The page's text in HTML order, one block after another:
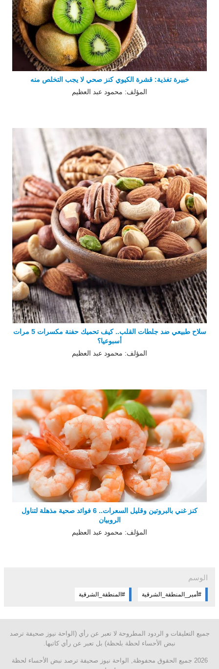
خبيرة تغذية: قشرة الكيوي كنز صحي لا يجب التخلص منه
المؤلف: محمود عبد العظيم
سلاح طبيعي ضد جلطات القلب.. كيف تحميك حفنة مكسرات 5 مرات
أسبوعيا؟
المؤلف: محمود عبد العظيم
كنز غني بالبروتين وقليل السعرات.. 6 فوائد صحية مذهلة لتناول
الروبيان
المؤلف: محمود عبد العظيم
الوسم
#أمير_المنطقة_الشرقية #المنطقة_الشرقية
جميع التعليقات و الردود المطروحة لا تعبر عن رأي (الواحة نيوز صحيفة ترصد
نبض الأحساء لحظة بلحظة) بل تعبر عن رأي كاتبها.
2026 جميع الحقوق محفوظة, الواحة نيوز صحيفة ترصد نبض الأحساء لحظة